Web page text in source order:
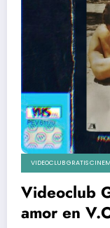
VIDEOCLUB GRATIS
Videoclub
amor en